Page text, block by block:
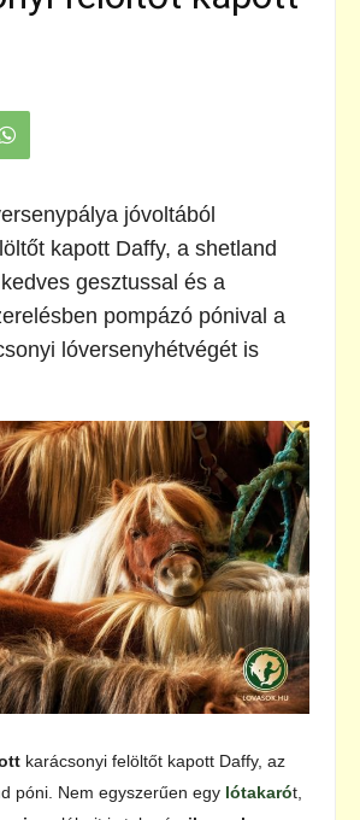
jóvoltából
kapott Daffy, a shetland
gesztussal és a
pompázó pónival a
lóversenyhétvégét is
karácsonyi felöltőt kapott Daffy, az
póni. Nem egyszerűen egy lótakarót,